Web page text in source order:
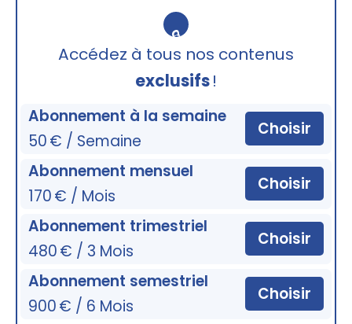
🔒
Accédez à tous nos contenus
exclusifs!
Abonnement à la semaine
50 € / Semaine
Choisir
Abonnement mensuel
170 € / Mois
Choisir
Abonnement trimestriel
480 € / 3 Mois
Choisir
Abonnement semestriel
900 € / 6 Mois
Choisir